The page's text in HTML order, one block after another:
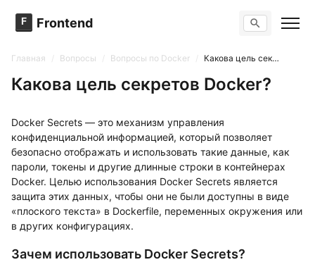
F Frontend Поиск по сайту
Тренажер вопросов
Тесты
Задачи
Главная Вопросы Вопросы по Docker Какова цель секретов Docker?
Какова цель секретов Docker?
Docker Secrets — это механизм управления
конфиденциальной информацией, который позволяет
безопасно отображать и использовать такие данные, как
пароли, токены и другие длинные строки в контейнерах
Docker. Целью использования Docker Secrets является
защита этих данных, чтобы они не были доступны в виде
«плоского текста» в Dockerfile, переменных окружения или
в других конфигурациях.
Зачем использовать Docker Secrets?